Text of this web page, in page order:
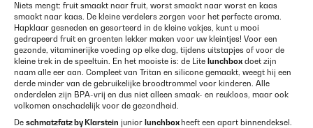
Niets mengt: fruit smaakt naar fruit, worst smaakt naar worst en kaas
smaakt naar kaas. De kleine verdelers zorgen voor het perfecte aroma.
Hapklaar gesneden en gesorteerd in de kleine vakjes, kunt u mooi
gedrapeerd fruit en groenten lekker maken voor uw kleintjes! Voor een
gezonde, vitaminerijke voeding op elke dag, tijdens uitstapjes of voor de
kleine trek in de speeltuin. En het mooiste is: de Lite lunchbox doet zijn
naam alle eer aan. Compleet van Tritan en silicone gemaakt, weegt hij een
derde minder van de gebruikelijke broodtrommel voor kinderen. Alle
onderdelen zijn BPA-vrij en dus niet alleen smaak- en reukloos, maar ook
volkomen onschadelijk voor de gezondheid.
De schmatzfatz by Klarstein junior lunchbox heeft een apart binnendeksel.